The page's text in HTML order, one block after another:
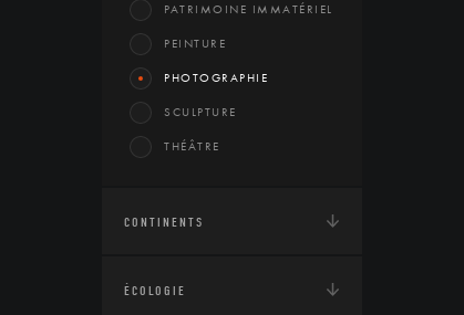
PATRIMOINE IMMATÉRIEL
PEINTURE
PHOTOGRAPHIE
SCULPTURE
THÉÂTRE
CONTINENTS
ÉCOLOGIE